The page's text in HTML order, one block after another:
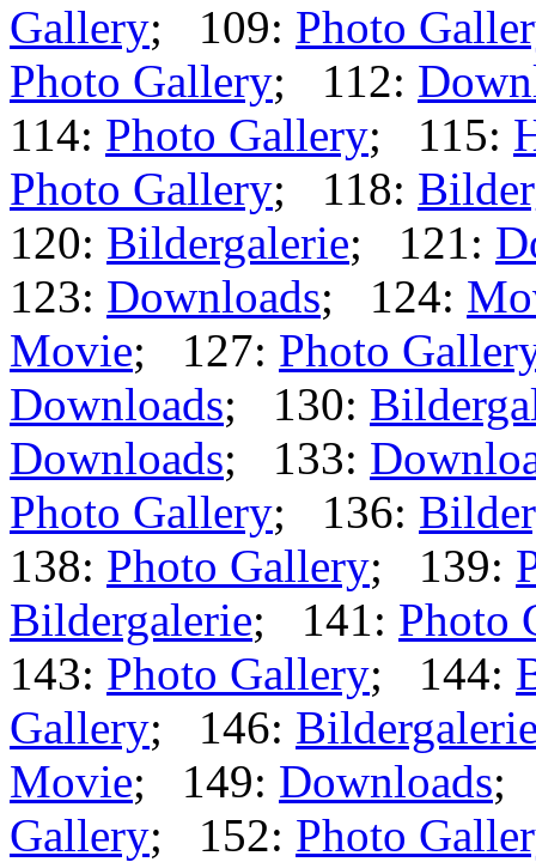
Gallery; 109: Photo
Photo Gallery; 112:
114: Photo Gallery; 115:
Photo Gallery; 118:
120: Bildergalerie; 121:
123: Downloads; 124:
Movie; 127: Photo
Downloads; 130:
Downloads; 133:
Photo Gallery; 136:
138: Photo Gallery; 139:
Bildergalerie; 141: Photo
143: Photo Gallery; 144:
Gallery; 146:
Movie; 149: Downloads;
Gallery; 152: Photo